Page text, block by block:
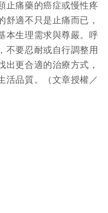
止痛藥的癌症或慢性疼
舒適不只是止痛而已，
本生理需求與尊嚴。呼
不要忍耐或自行調整用
出更合適的治療方式，
活品質。（文章授權／